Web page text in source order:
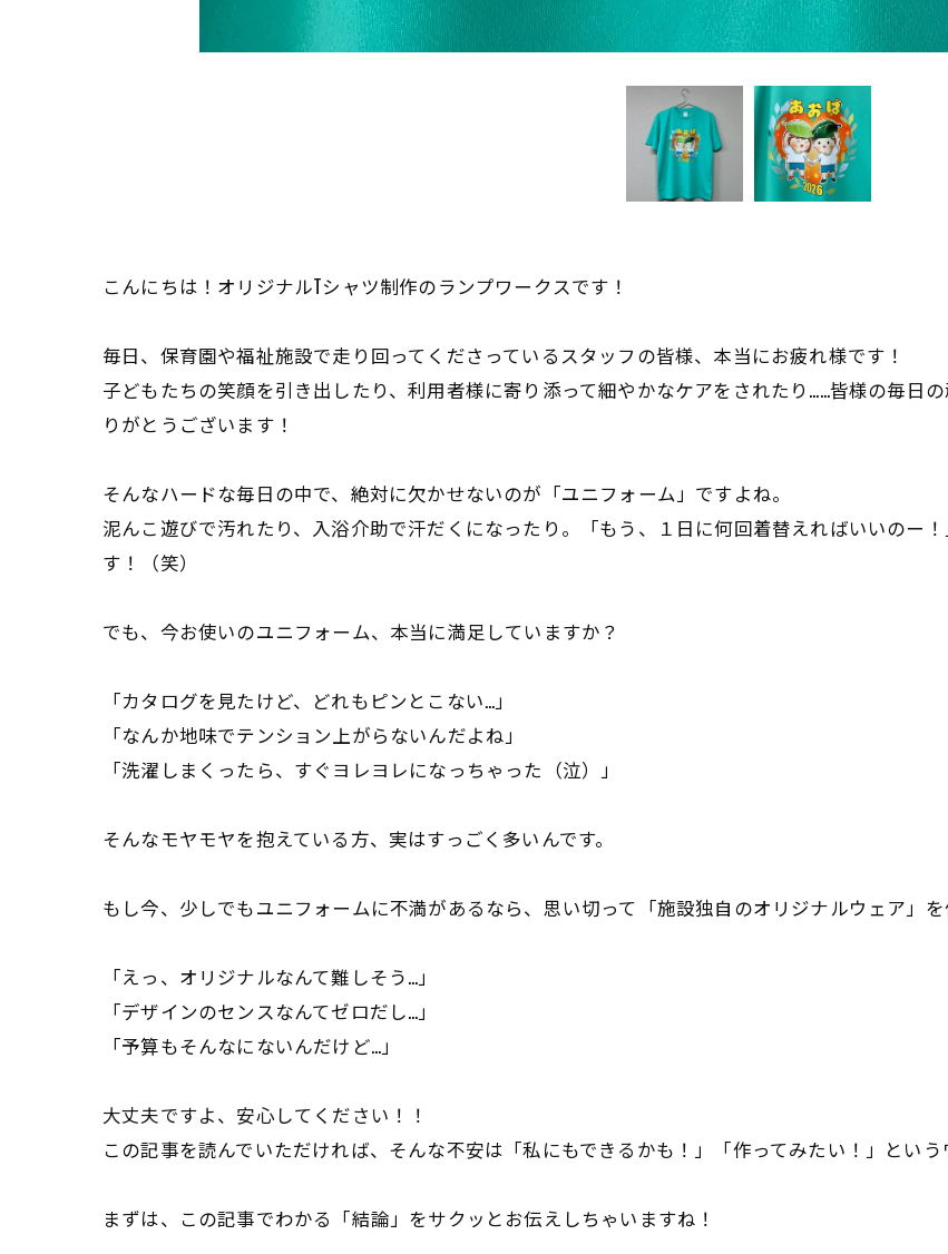
こんにちは！オリジナルTシャツ制作のランプワークスです！
毎日、保育園や福祉施設で走り回ってくださっているスタッフの皆様、本当にお疲れ様です！
子どもたちの笑顔を引き出したり、利用者様に寄り添って細やかなケアをされたり……皆様の毎日
りがとうございます！
そんなハードな毎日の中で、絶対に欠かせないのが「ユニフォーム」ですよね。
泥んこ遊びで汚れたり、入浴介助で汗だくになったり。「もう、１日に何回着替えればいいのー
す！（笑）
でも、今お使いのユニフォーム、本当に満足していますか？
「カタログを見たけど、どれもピンとこない…」
「なんか地味でテンション上がらないんだよね」
「洗濯しまくったら、すぐヨレヨレになっちゃった（泣）」
そんなモヤモヤを抱えている方、実はすっごく多いんです。
もし今、少しでもユニフォームに不満があるなら、思い切って「施設独自のオリジナルウェア」
「えっ、オリジナルなんて難しそう…」
「デザインのセンスなんてゼロだし…」
「予算もそんなにないんだけど…」
大丈夫ですよ、安心してください！！
この記事を読んでいただければ、そんな不安は「私にもできるかも！」「作ってみたい！」とい
まずは、この記事でわかる「結論」をサクッとお伝えしちゃいますね！